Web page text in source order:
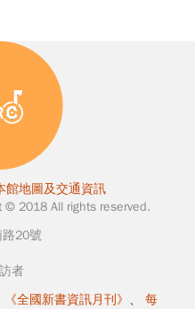
館地圖及交通資訊
© 2018 All rights reserved.
20號
者
《全國新書資訊月刊》 、 每